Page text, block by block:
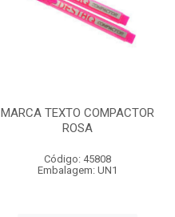
MARCA TEXTO COMPACTOR
ROSA
Código: 45808
Embalagem: UN1